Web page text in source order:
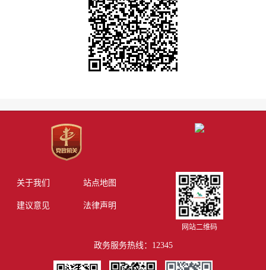
关于我们 站点地图
建议意见 法律声明
网站二维码
政务服务热线：12345